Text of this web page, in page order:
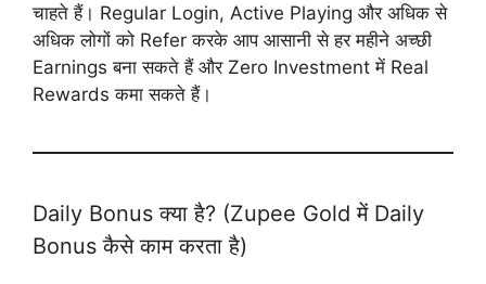
चाहते हैं। Regular Login, Active Playing और अधिक से
अधिक लोगों को Refer करके आप आसानी से हर महीने अच्छी
Earnings बना सकते हैं और Zero Investment में Real
Rewards कमा सकते हैं।
Daily Bonus क्या है? (Zupee Gold में Daily
Bonus कैसे काम करता है)